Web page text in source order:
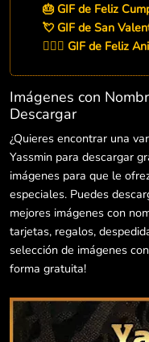
🎂 GIF de Feliz
💘 GIF de San
👨‍❤️‍👨 GIF de Feliz
Imágenes con
Descargar
¿Quieres encontrar una
Yassmin para descargar
imágenes para que le
especiales. Puedes
mejores imágenes con
tarjetas, regalos,
selección de imágenes
forma gratuita!